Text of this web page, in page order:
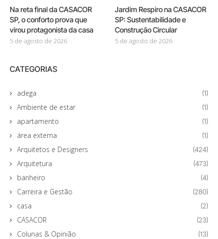
Na reta final da CASACOR
SP, o conforto prova que
virou protagonista da casa
5 de agosto de 2026
Jardim Respiro na CASACOR
SP: Sustentabilidade e
Construção Circular
5 de agosto de 2026
CATEGORIAS
adega (1)
Ambiente de estar (1)
apartamento (1)
área externa (1)
Arquitetos e Designers (424)
Arquitetura (473)
banheiro (4)
Carreira e Gestão (280)
casa (2)
CASACOR (23)
Colunas & Opinião (13)